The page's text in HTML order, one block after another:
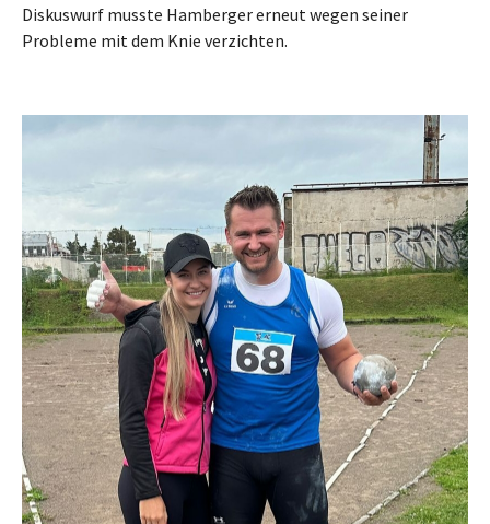
Diskuswurf musste Hamberger erneut wegen seiner
Probleme mit dem Knie verzichten.